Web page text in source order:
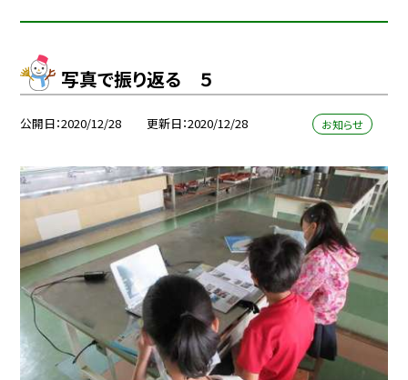
写真で振り返る ５
公開日 2020/12/28 更新日 2020/12/28 お知らせ